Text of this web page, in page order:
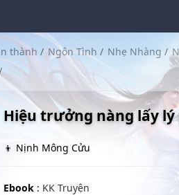
thành / Ngôn Tình / Nhẹ Nhàng /
Hiệu trưởng nàng lấy
👦 Nịnh Mông Cửu
Ebook : KK Truyện